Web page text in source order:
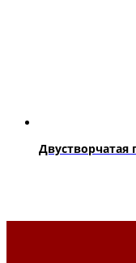
Двустворчатая